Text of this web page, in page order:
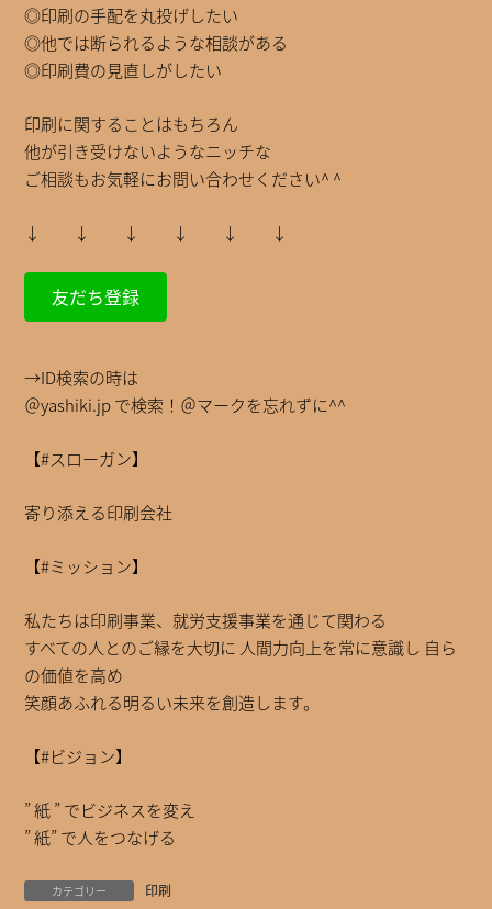
◎印刷の手配を丸投げしたい
◎他では断られるような相談がある
◎印刷費の見直しがしたい
印刷に関することはもちろん
他が引き受けないようなニッチな
ご相談もお気軽にお問い合わせください^ ^
↓ ↓ ↓ ↓ ↓ ↓
友だち登録
→ID検索の時は
＠yashiki.jp で検索！＠マークを忘れずに^^
【#スローガン】
寄り添える印刷会社
【#ミッション】
私たちは印刷事業、就労支援事業を通じて関わる
すべての人とのご縁を大切に 人間力向上を常に意識し 自ら
の価値を高め
笑顔あふれる明るい未来を創造します。
【#ビジョン】
” 紙 ” でビジネスを変え
” 紙” で人をつなげる
カテゴリー 印刷